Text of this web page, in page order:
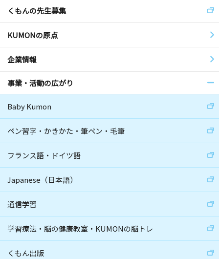
くもんの先生募集
KUMONの原点
企業情報
事業・活動の広がり
Baby Kumon
ペン習字・かきかた・筆ペン・毛筆
フランス語・ドイツ語
Japanese（日本語）
通信学習
学習療法・脳の健康教室・KUMONの脳トレ
くもん出版